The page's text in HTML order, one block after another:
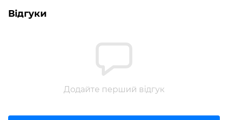
Відгуки
Додайте перший відгук